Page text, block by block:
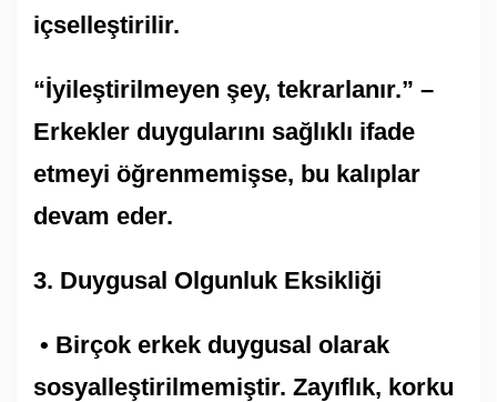
içselleştirilir.
“İyileştirilmeyen şey, tekrarlanır.” –
Erkekler duygularını sağlıklı ifade
etmeyi öğrenmemişse, bu kalıplar
devam eder.
3.⁠ ⁠Duygusal Olgunluk Eksikliği
• Birçok erkek duygusal olarak
sosyalleştirilmemiştir. Zayıflık, korku